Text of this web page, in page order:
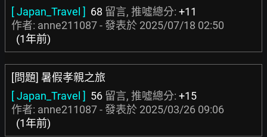
[ Japan_Travel ] 68 留言, 推噓總分: +11
作者: anne211087 - 發表於 2025/07/18 02:50
(1年前)
[問題] 暑假孝親之旅
[ Japan_Travel ] 56 留言, 推噓總分: +15
作者: anne211087 - 發表於 2025/03/26 09:06
(1年前)